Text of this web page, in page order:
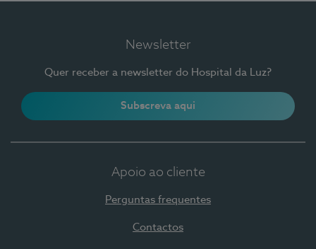
Newsletter
Quer receber a newsletter do Hospital da Luz?
Subscreva aqui
Apoio ao cliente
Perguntas frequentes
Contactos